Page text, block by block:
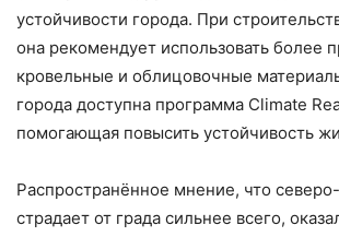
устойчивости города. При
она рекомендует использовать более
кровельные и облицовочные
города доступна программа Climate
помогающая повысить устойчивость
Распространённое мнение, что
страдает от града сильнее всего,